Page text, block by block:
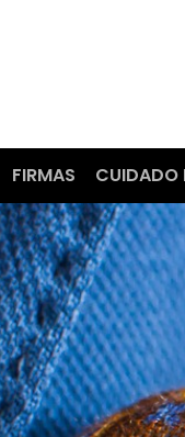
FIRMAS CUIDADO